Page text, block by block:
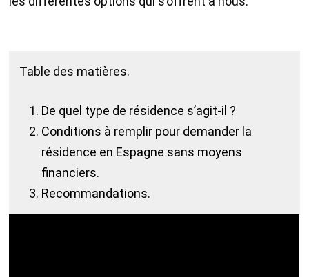
Table des matières.
De quel type de résidence s’agit-il ?
Conditions à remplir pour demander la
résidence en Espagne sans moyens
financiers.
Recommandations.